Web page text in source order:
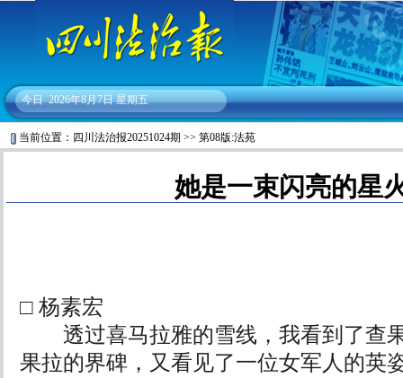
今日 2026年8月7日 星期五
当前位置： 四川法治报20251024期 >> 第08版:法苑
她是一束闪亮的星
□ 杨素宏
透过喜马拉雅的雪线，我看到了查
果拉的界碑，又看见了一位女军人的